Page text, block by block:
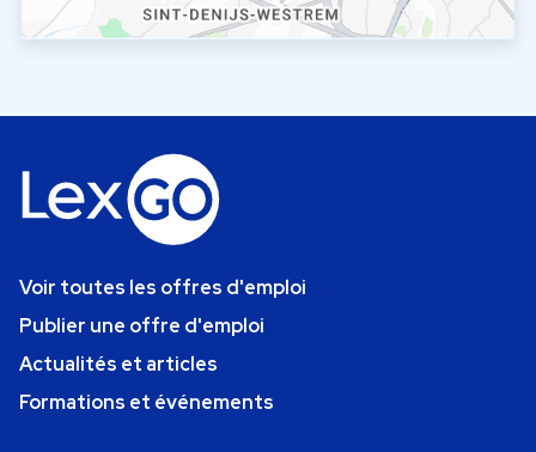
Voir toutes les offres d'emploi
Publier une offre d'emploi
Actualités et articles
Formations et événements